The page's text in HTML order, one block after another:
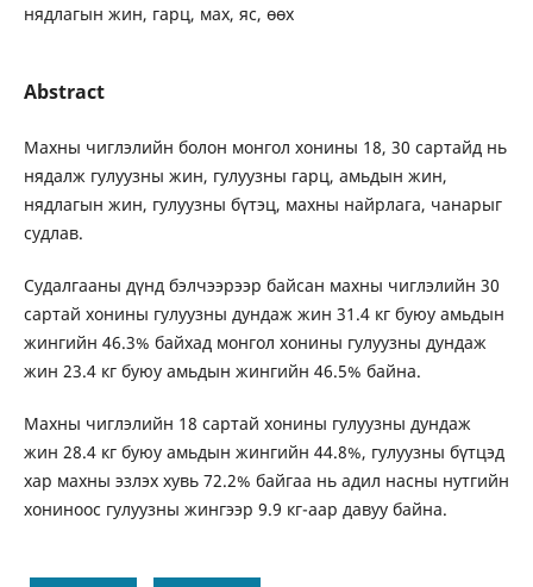
нядлагын жин, гарц, мах, яс, өөх
Abstract
Махны чиглэлийн болон монгол хонины 18, 30 сартайд нь
нядалж гулуузны жин, гулуузны гарц, амьдын жин,
нядлагын жин, гулуузны бүтэц, махны найрлага, чанарыг
судлав.
Судалгааны дүнд бэлчээрээр байсан махны чиглэлийн 30
сартай хонины гулуузны дундаж жин 31.4 кг буюу амьдын
жингийн 46.3% байхад монгол хонины гулуузны дундаж
жин 23.4 кг буюу амьдын жингийн 46.5% байна.
Махны чиглэлийн 18 сартай хонины гулуузны дундаж
жин 28.4 кг буюу амьдын жингийн 44.8%, гулуузны бүтцэд
хар махны эзлэх хувь 72.2% байгаа нь адил насны нутгийн
хониноос гулуузны жингээр 9.9 кг-аар давуу байна.